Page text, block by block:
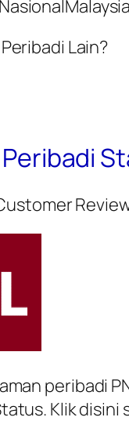
Lain?
peribadi
Klik disini